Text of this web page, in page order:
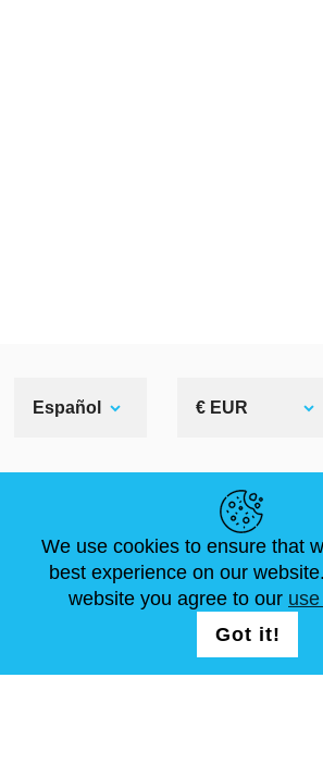
Español € EUR
NOVEDADES
ARTÍCULOS
ABOUT US
FAQ
We use cookies to ensure that
best experience on our
website you agree to our
Got it!